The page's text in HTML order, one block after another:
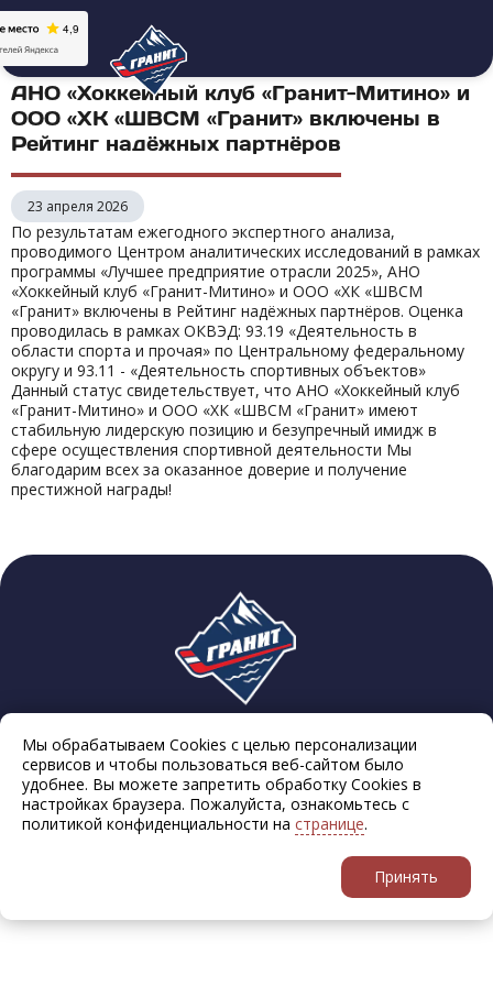
АНО «Хоккейный клуб «Гранит-Митино» и
ООО «ХК «ШВСМ «Гранит» включены в
Рейтинг надёжных партнёров
23 апреля 2026
По результатам ежегодного экспертного анализа,
проводимого Центром аналитических исследований в рамках
программы «Лучшее предприятие отрасли 2025», АНО
«Хоккейный клуб «Гранит-Митино» и ООО «ХК «ШВСМ
«Гранит» включены в Рейтинг надёжных партнёров. Оценка
проводилась в рамках ОКВЭД: 93.19 «Деятельность в
области спорта и прочая» по Центральному федеральному
округу и 93.11 - «Деятельность спортивных объектов»
Данный статус свидетельствует, что АНО «Хоккейный клуб
«Гранит-Митино» и ООО «ХК «ШВСМ «Гранит» имеют
стабильную лидерскую позицию и безупречный имидж в
сфере осуществления спортивной деятельности Мы
благодарим всех за оказанное доверие и получение
престижной награды!
© 2021-2026 Школа хоккея «Гранит» | Все права охраняются в
соответствии с законодательством РФ
Мы обрабатываем Cookies с целью персонализации
сервисов и чтобы пользоваться веб-сайтом было
удобнее. Вы можете запретить обработку Cookies в
настройках браузера. Пожалуйста, ознакомьтесь с
политикой конфиденциальности на странице.
Принять